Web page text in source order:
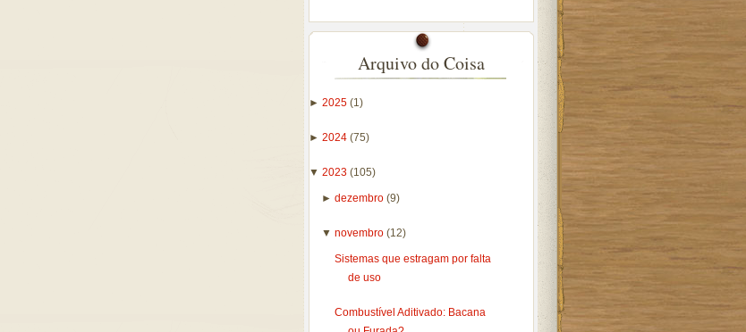
Arquivo do Coisa
► 2025 (1)
► 2024 (75)
▼ 2023 (105)
► dezembro (9)
▼ novembro (12)
Sistemas que estragam por falta
de uso
Combustível Aditivado: Bacana